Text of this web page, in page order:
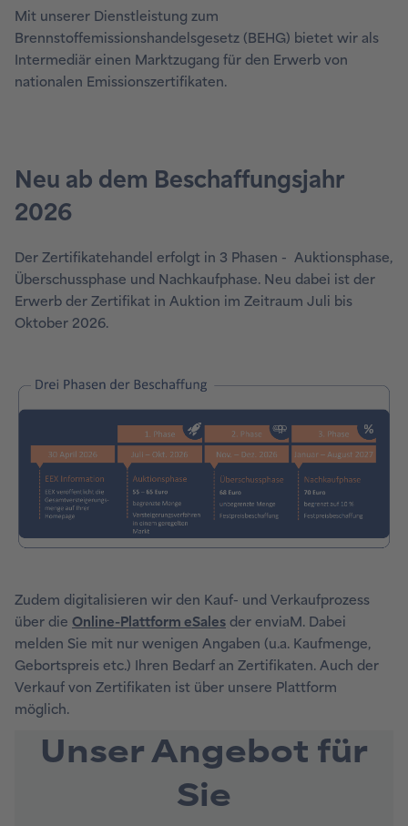
Mit unserer Dienstleistung zum
Brennstoffemissionshandelsgesetz (BEHG) bietet wir als
Intermediär einen Marktzugang für den Erwerb von
nationalen Emissionszertifikaten.
Der Zertifikatehandel erfolgt in 3 Phasen - Auktionsphase,
Überschussphase und Nachkaufphase. Neu dabei ist der
Erwerb der Zertifikat in Auktion im Zeitraum Juli bis
Oktober 2026.
Zudem digitalisieren wir den Kauf- und Verkaufprozess
über die Online-Plattform eSales der enviaM. Dabei
melden Sie mit nur wenigen Angaben (u.a. Kaufmenge,
Gebortspreis etc.) Ihren Bedarf an Zertifikaten. Auch der
Verkauf von Zertifikaten ist über unsere Plattform
möglich.
Unser Angebot für
Sie